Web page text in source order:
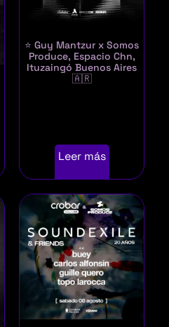
⭐ Guy Mantzur x Somos
Produce, Espacio Chn,
Ituzaingó Buenos Aires
🇦🇷
Leer más